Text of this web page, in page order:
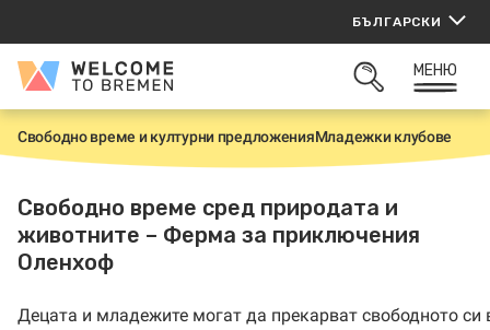
съдържанието
БЪЛГАРСКИ
Welcome
Bremen
ОТВОРИ
МЕНЮ
Н
а
а
л
о
Свободно време и културни предложенияМладежки клубове
Свободно време сред природата и
животните – Ферма за приключения
Оленхоф
Децата и младежите могат да прекарват свободното си